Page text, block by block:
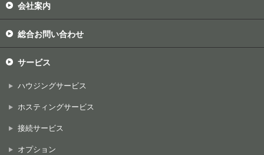
会社案内
総合お問い合わせ
サービス
ハウジングサービス
ホスティングサービス
接続サービス
オプション